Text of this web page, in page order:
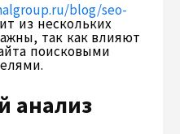
blog/seo-
из нескольких
так как влияют
поисковыми
анализ